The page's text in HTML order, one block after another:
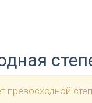
превосходной